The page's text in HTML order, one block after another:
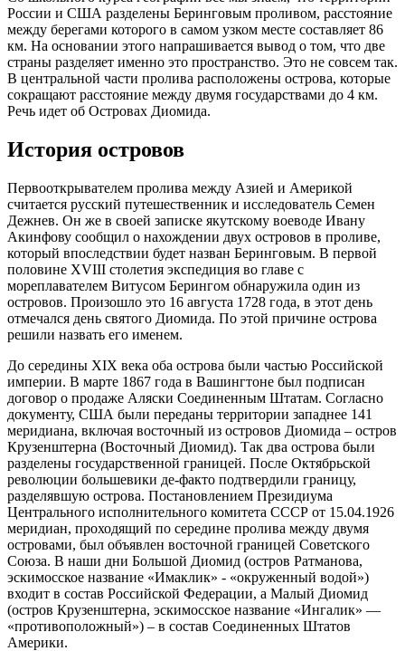
России и США разделены Беринговым проливом, расстояние
между берегами которого в самом узком месте составляет 86
км. На основании этого напрашивается вывод о том, что две
страны разделяет именно это пространство. Это не совсем так.
В центральной части пролива расположены острова, которые
сокращают расстояние между двумя государствами до 4 км.
Речь идет об Островах Диомида.
История островов
Первооткрывателем пролива между Азией и Америкой
считается русский путешественник и исследователь Семен
Дежнев. Он же в своей записке якутскому воеводе Ивану
Акинфову сообщил о нахождении двух островов в проливе,
который впоследствии будет назван Беринговым. В первой
половине XVIII столетия экспедиция во главе с
мореплавателем Витусом Берингом обнаружила один из
островов. Произошло это 16 августа 1728 года, в этот день
отмечался день святого Диомида. По этой причине острова
решили назвать его именем.
До середины XIX века оба острова были частью Российской
империи. В марте 1867 года в Вашингтоне был подписан
договор о продаже Аляски Соединенным Штатам. Согласно
документу, США были переданы территории западнее 141
меридиана, включая восточный из островов Диомида – остров
Крузенштерна (Восточный Диомид). Так два острова были
разделены государственной границей. После Октябрьской
революции большевики де-факто подтвердили границу,
разделявшую острова. Постановлением Президиума
Центрального исполнительного комитета СССР от 15.04.1926
меридиан, проходящий по середине пролива между двумя
островами, был объявлен восточной границей Советского
Союза. В наши дни Большой Диомид (остров Ратманова,
эскимосское название «Имаклик» - «окруженный водой»)
входит в состав Российской Федерации, а Малый Диомид
(остров Крузенштерна, эскимосское название «Ингалик» —
«противоположный») – в состав Соединенных Штатов
Америки.